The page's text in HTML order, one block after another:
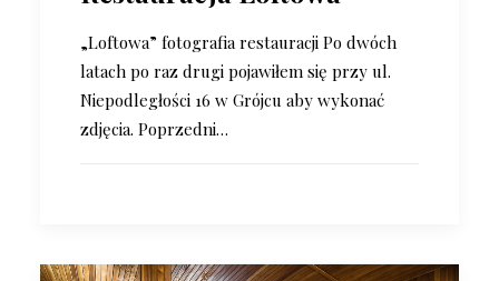
„Loftowa” fotografia restauracji Po dwóch
latach po raz drugi pojawiłem się przy ul.
Niepodległości 16 w Grójcu aby wykonać
zdjęcia. Poprzedni…